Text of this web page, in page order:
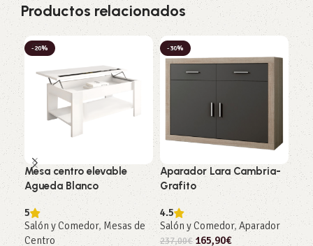
Productos relacionados
-20%
Mesa centro elevable
Agueda Blanco
5
Salón y Comedor, Mesas de
Centro
-30%
Aparador Lara Cambria-
Grafito
4.5
Salón y Comedor,Aparador
237,00€ 165,90€
-